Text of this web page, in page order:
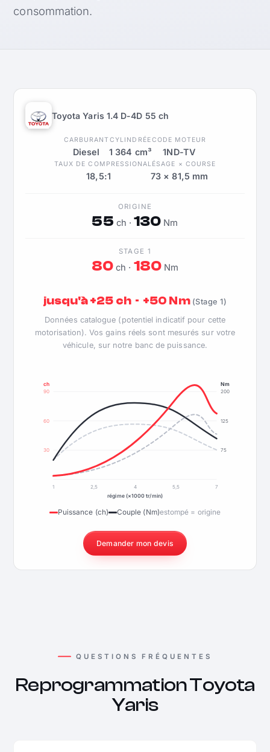
consommation.
Toyota Yaris 1.4 D-4D 55 ch
CARBURANT
Diesel
CYLINDRÉE
1 364 cm³
CODE MOTEUR
1ND-TV
TAUX DE COMPRESSION
18,5:1
ALÉSAGE × COURSE
73 × 81,5 mm
ORIGINE
55 ch ·130 Nm
STAGE 1
80 ch · 180Nm
jusqu'à +25 ch · +50 Nm (Stage 1)
Données catalogue (potentiel indicatif pour cette
motorisation). Vos gains réels sont mesurés sur votre
véhicule, sur notre banc de puissance.
30
60
90
75
125
200
ch Nm
1 2,5 4 5,5
7
régime (×1000 tr/min)
Puissance (ch) Couple (Nm)estompé = origine
Demander mon devis
QUESTIONS FRÉQUENTES
Reprogrammation Toyota
Yaris